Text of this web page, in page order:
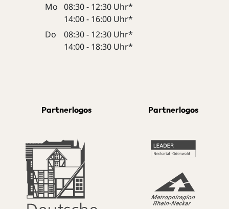
Mo 08:30 - 12:30 Uhr*
14:00 - 16:00 Uhr*
Do
08:30 - 12:30 Uhr*
14:00 - 18:30 Uhr*
Partnerlogos Partnerlogos